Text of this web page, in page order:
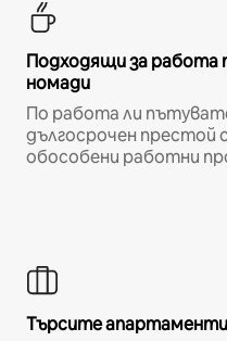
Подходящи за работа
номади
По работа ли
дългосрочен престой
обособени работни
Търсите апартаменти